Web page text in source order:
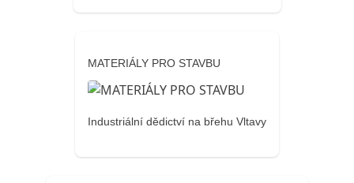
MATERIÁLY PRO STAVBU
Industriální dědictví na břehu Vltavy